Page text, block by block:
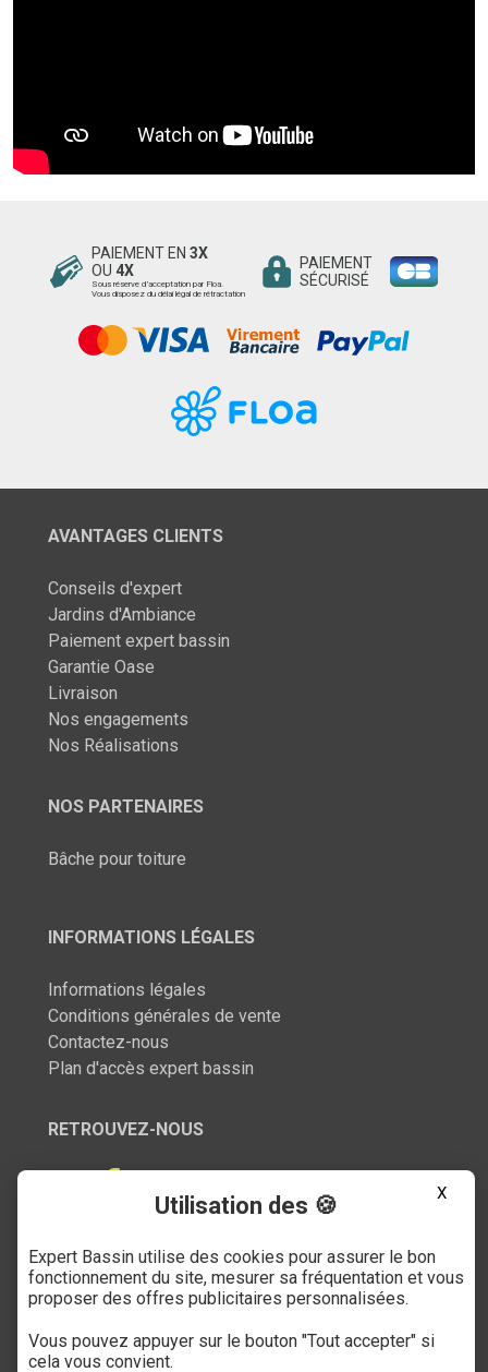
PAIEMENT EN 3X
OU 4X
Sous réserve d’acceptation par Floa.
Vous disposez du délai légal de rétractation
PAIEMENT
SÉCURISÉ
AVANTAGES CLIENTS
Conseils d'expert
Jardins d'Ambiance
Paiement expert bassin
Garantie Oase
Livraison
Nos engagements
Nos Réalisations
NOS PARTENAIRES
Bâche pour toiture
INFORMATIONS LÉGALES
Informations légales
Conditions générales de vente
Contactez-nous
Plan d'accès expert bassin
RETROUVEZ-NOUS
SERVICE CLIENT
03 27 89 21 52
Du mardi au samedi
X
Utilisation des 🍪
Expert Bassin utilise des cookies pour assurer le bon
fonctionnement du site, mesurer sa fréquentation et vous
proposer des offres publicitaires personnalisées.
Vous pouvez appuyer sur le bouton "Tout accepter" si
cela vous convient.